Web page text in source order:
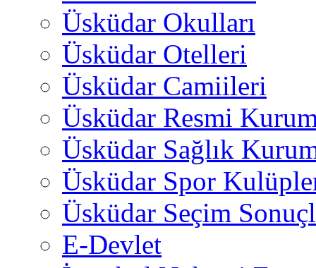
Üsküdar Okulları
Üsküdar Otelleri
Üsküdar Camiileri
Üsküdar Resmi
Üsküdar Sağlık
Üsküdar Spor
Üsküdar Seçim
E-Devlet